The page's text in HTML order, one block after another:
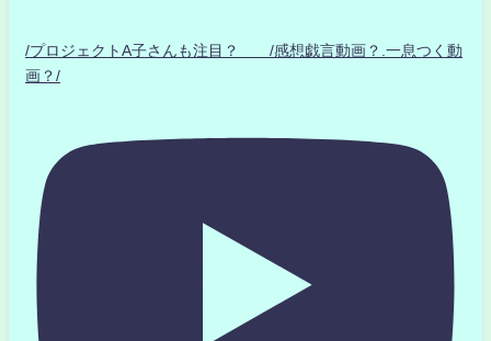
/プロジェクトA子さんも注目？ /感想戯言動画？.一息つく動
画？/